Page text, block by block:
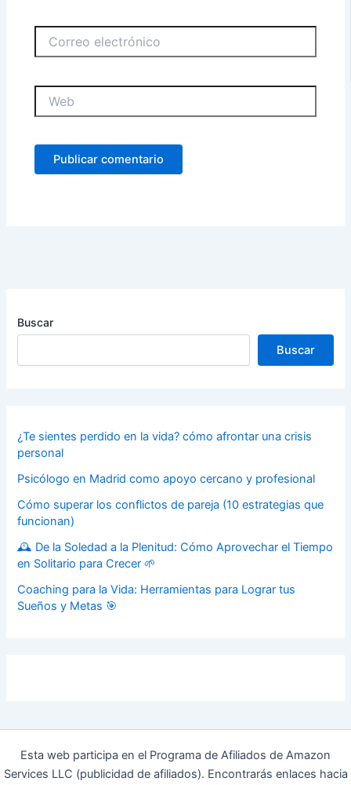
electrónico
Buscar
Buscar
¿Te sientes perdido en la vida? cómo afrontar una crisis
personal
Psicólogo en Madrid como apoyo cercano y profesional
Cómo superar los conflictos de pareja (10 estrategias que
funcionan)
🕰️ De la Soledad a la Plenitud: Cómo Aprovechar el Tiempo
en Solitario para Crecer 🌱
Coaching para la Vida: Herramientas para Lograr tus
Sueños y Metas 🎯
Esta web participa en el Programa de Afiliados de Amazon
Services LLC (publicidad de afiliados). Encontrarás enlaces hacia